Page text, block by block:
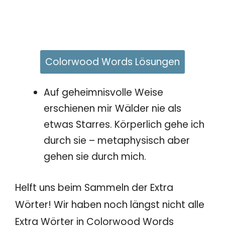
Colorwood Words Lösungen
Auf geheimnisvolle Weise
erschienen mir Wälder nie als
etwas Starres. Körperlich gehe ich
durch sie – metaphysisch aber
gehen sie durch mich.
Helft uns beim Sammeln der Extra
Wörter! Wir haben noch längst nicht alle
Extra Wörter in Colorwood Words